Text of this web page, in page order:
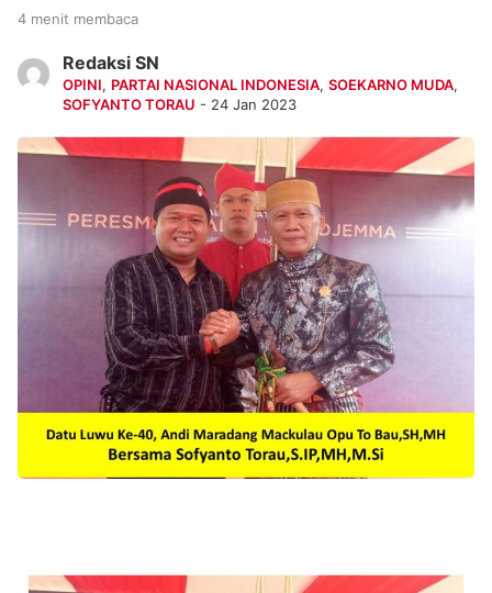
4 menit membaca
Redaksi SN
OPINI, PARTAI NASIONAL INDONESIA,SOEKARNO MUDA,
SOFYANTO TORAU - 24 Jan 2023